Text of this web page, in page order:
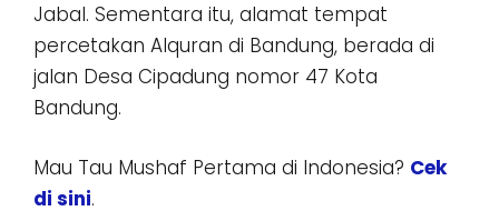
Jabal. Sementara itu, alamat tempat
percetakan Alquran di Bandung, berada di
jalan Desa Cipadung nomor 47 Kota
Bandung.
Mau Tau Mushaf Pertama di Indonesia? Cek
di sini.